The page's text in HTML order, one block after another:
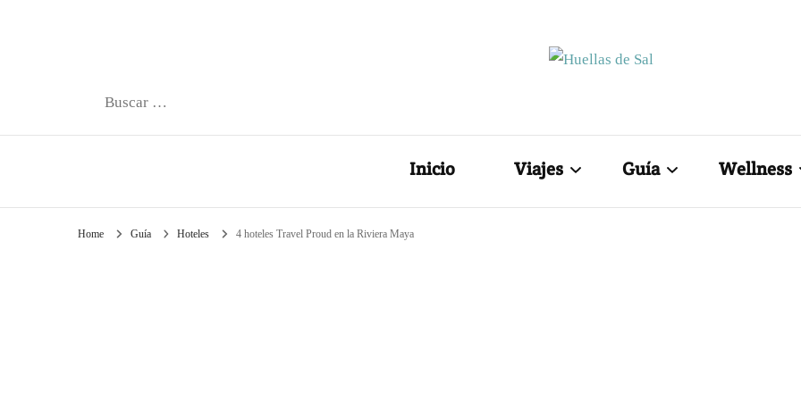
Buscar:
Inicio Viajes Guía Wellness
Home Guía Hoteles 4 hoteles Travel Proud en la Riviera Maya